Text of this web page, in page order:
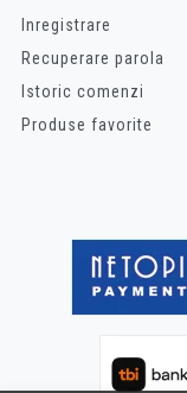
Inregistrare
Recuperare parola
Istoric comenzi
Produse favorite